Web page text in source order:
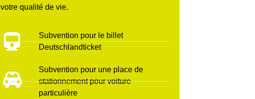
votre qualité de vie.
Subvention pour le billet
Deutschlandticket
Subvention pour une place de
stationnement pour voiture
particulière